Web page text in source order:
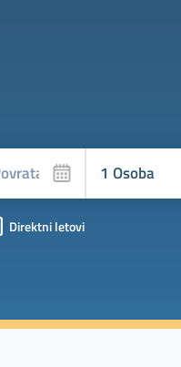
Direktni letovi